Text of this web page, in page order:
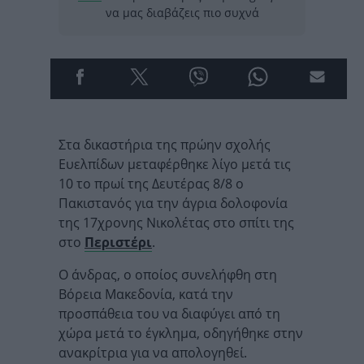
να μας διαβάζεις πιο συχνά
Στα δικαστήρια της πρώην σχολής
Ευελπίδων μεταφέρθηκε λίγο μετά τις
10 το πρωί της Δευτέρας 8/8 ο
Πακιστανός για την άγρια δολοφονία
της 17χρονης Νικολέτας στο σπίτι της
στο Περιστέρι.
Ο άνδρας, ο οποίος συνελήφθη στη
Βόρεια Μακεδονία, κατά την
προσπάθεια του να διαφύγει από τη
χώρα μετά το έγκλημα, οδηγήθηκε στην
ανακρίτρια για να απολογηθεί.